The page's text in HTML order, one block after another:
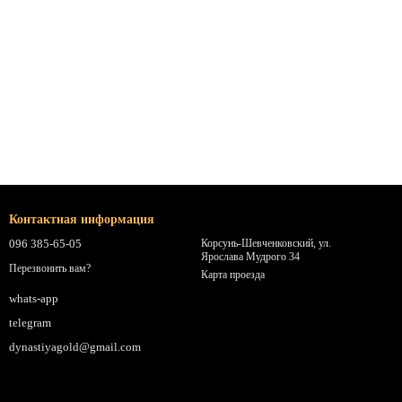
Контактная информация
096 385-65-05
Перезвонить вам?
whats-app
telegram
dynastiyagold@gmail.com
Корсунь-Шевченковский, ул.
Ярослава Мудрого 34
Карта проезда